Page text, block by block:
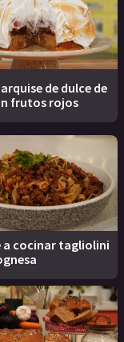
de dulce de
frutos rojos
a cocinar tagliolini